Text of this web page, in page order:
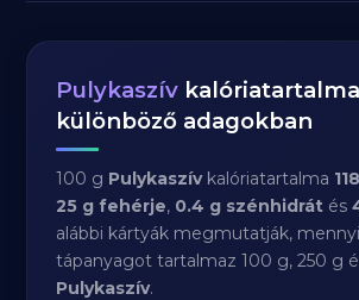
Pulykaszív kalóriatartalma
különböző adagokban
100 g Pulykaszívkalóriatartalma
25 g fehérje, 0.4 g szénhidrát és
alábbi kártyák megmutatják,
tápanyagot tartalmaz 100 g, 250 g
Pulykaszív.